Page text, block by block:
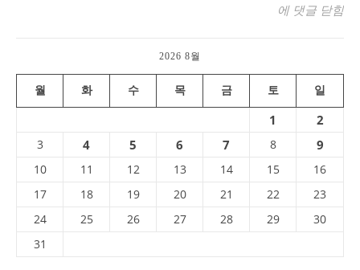
밴쿠버의 여름
에 댓글 닫힘
2026 8월
월 화 수 목 금 토 일
1 2
3 4 5 6 7 8 9
10 11 12 13 14 15
16
17
18 19 20 21 22
23
24
25 26 27 28 29
30
31